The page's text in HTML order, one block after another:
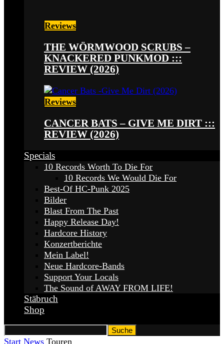
Reviews
THE WÖRMWOOD SCRUBS –
KNACKERED PUNKMOD :::
REVIEW (2026)
Reviews
CANCER BATS – GIVE ME DIRT :::
REVIEW (2026)
Specials
10 Records Worth To Die For
10 Records We Would Die For
Best-Of HC-Punk 2025
Bilder
Blast From The Past
Happy Release Day!
Hardcore History
Konzertberichte
Mein Label!
Neue Hardcore-Bands
Support Your Locals
The Sound of AWAY FROM LIFE!
Stäbruch
Shop
Start News Touren